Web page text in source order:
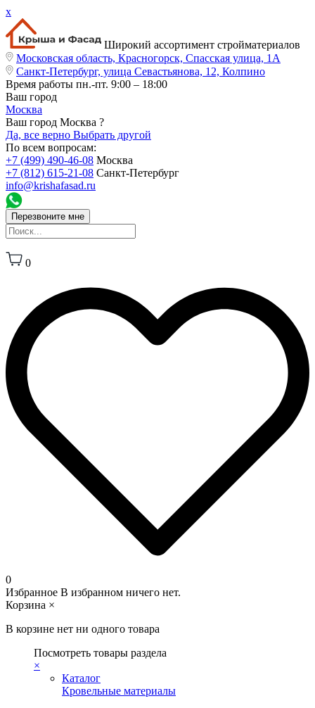
x
Широкий ассортимент стройматериалов
Московская область, Красногорск, Спасская улица, 1А
Санкт-Петербург, улица Севастьянова, 12, Колпино
Время работы пн.-пт. 9:00 – 18:00
Ваш город
Москва
Ваш город Москва ?
Да, все верно Выбрать другой
По всем вопросам:
+7 (499) 490-46-08 Москва
+7 (812) 615-21-08 Санкт-Петербург
info@krishafasad.ru
Перезвоните мне
0
0
Избранное В избранном ничего нет.
Корзина ×
В корзине нет ни одного товара
Посмотреть товары раздела
×
Каталог
Кровельные материалы